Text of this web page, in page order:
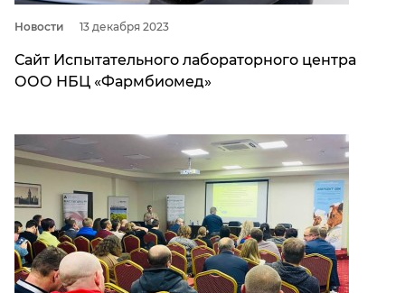
Новости 13 декабря 2023
Сайт Испытательного лабораторного центра
ООО НБЦ «Фармбиомед»